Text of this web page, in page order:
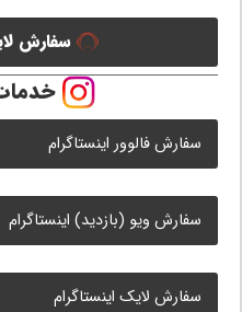
سفارش
سفارش فالوور اینستاگرام
سفارش ویو (بازدید) اینستاگرام
سفارش لایک اینستاگرام